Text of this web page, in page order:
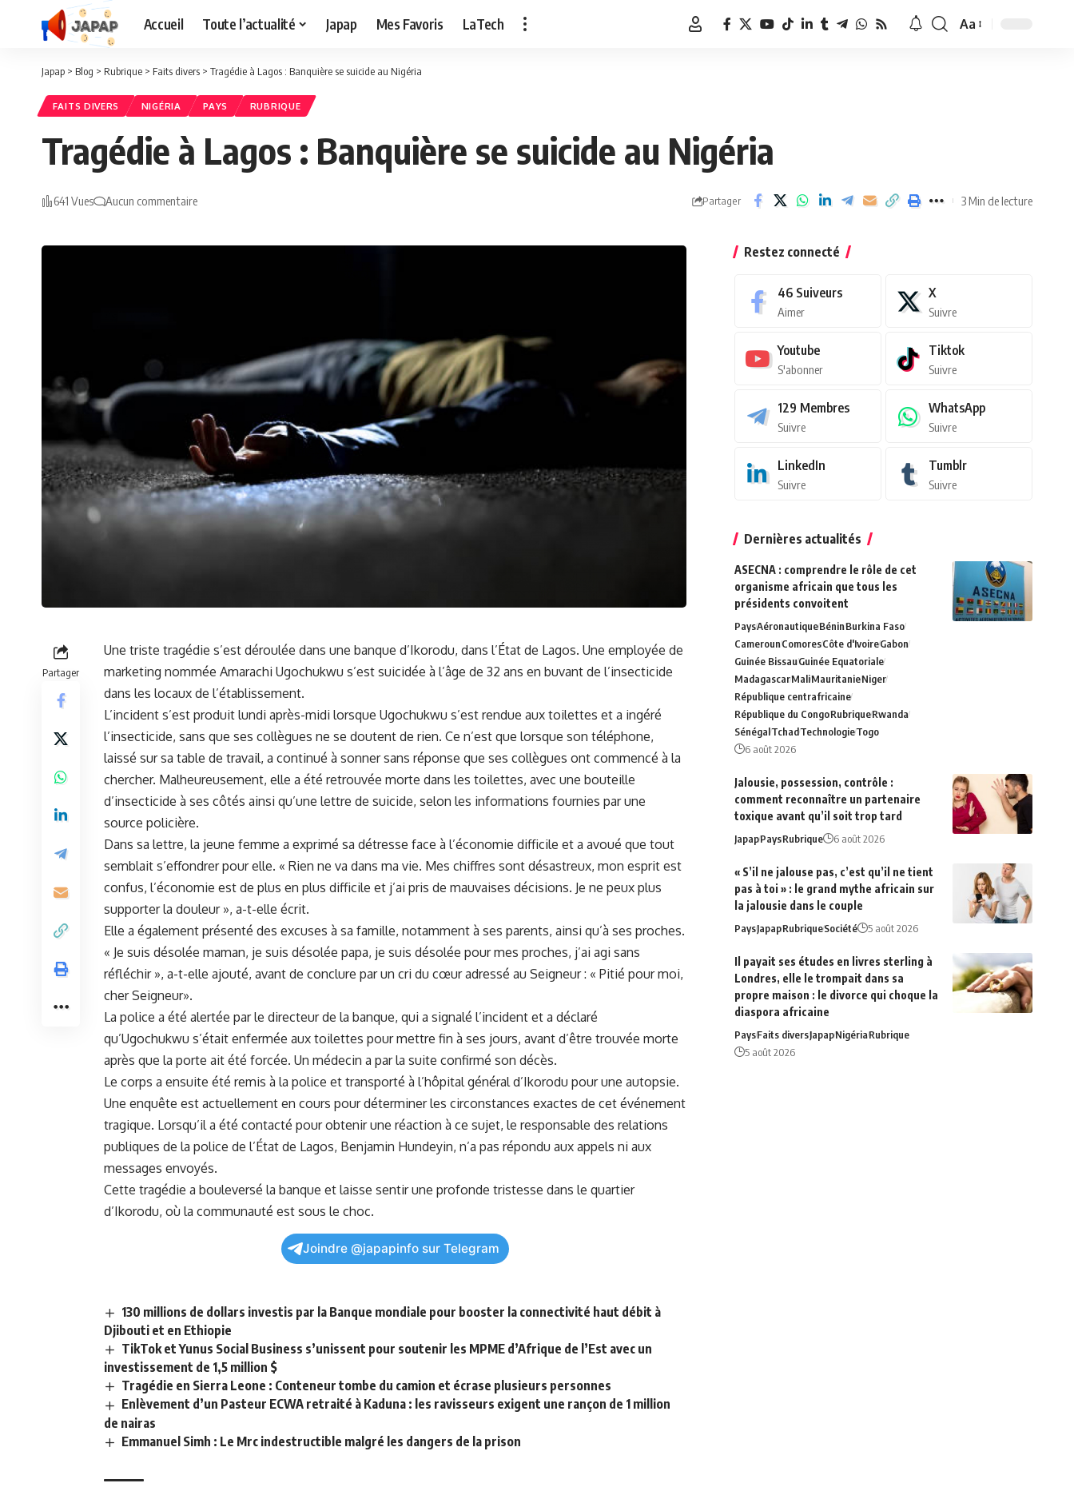
Accueil Toute l’actualité Japap Mes Favoris LaTech
Redimensionner
Aa
Japap > Blog > Rubrique > Faits divers > Tragédie à Lagos : Banquière se suicide au Nigéria
FAITS DIVERS NIGÉRIA PAYS RUBRIQUE
Tragédie à Lagos : Banquière se suicide au Nigéria
641 Vues Aucun commentaire Partager 3 Min de lecture
Partager
Une triste tragédie s’est déroulée dans une banque d’Ikorodu, dans l’État de Lagos. ⁢Une employée ‍de
marketing ‍nommée Amarachi Ugochukwu s’est⁤ suicidée‌ à l’âge de 32 ans en ‍buvant de l’insecticide
‍dans les locaux ⁣de ‍l’établissement.
L’incident⁤ s’est produit lundi après-midi lorsque Ugochukwu s’est ​rendue aux toilettes​ et a ingéré
l’insecticide, sans que ses collègues ne se doutent de rien. Ce​ n’est que lorsque son téléphone,
‌laissé sur sa table⁣ de travail,⁣ a ⁢continué à sonner sans réponse que ses⁣ collègues ont commencé à la
chercher. Malheureusement, ⁣elle a été retrouvée morte dans les toilettes, avec ⁤une bouteille
d’insecticide à ses côtés ainsi qu’une lettre de suicide, selon les ⁤informations fournies par une
source policière.
Dans​ sa ‌lettre, la jeune femme a exprimé sa détresse⁤ face à l’économie difficile et a avoué‌ que​ tout
semblait s’effondrer‍ pour‌ elle. ⁣« Rien ne va dans ma​ vie. Mes chiffres sont désastreux, mon esprit est
confus, l’économie est de plus en plus difficile et ⁣j’ai pris de mauvaises décisions. ‍Je ne peux plus
supporter ⁣la douleur‌», a-t-elle écrit.
Elle a également présenté​ des excuses à sa famille, notamment à‍ ses parents, ainsi​ qu’à ses proches.
« Je suis désolée ⁤maman, je suis désolée papa, je suis désolée pour mes proches, ​j’ai ‍agi sans
réfléchir ​», a-t-elle ​ajouté, ⁤avant de conclure par un⁤ cri du cœur adressé ⁢au‍ Seigneur : « Pitié ‌pour moi,
cher Seigneur».
La ⁤police ⁣a ⁣été alertée par le directeur de la banque, qui a signalé l’incident et a déclaré
qu’Ugochukwu s’était enfermée aux toilettes pour ‍mettre fin à⁣ ses jours, avant d’être trouvée morte​
après que la ‌porte ait été forcée. ⁤Un médecin a par la suite confirmé⁤ son décès.
Le corps a ensuite été remis à‍ la police et transporté à l’hôpital général ‍d’Ikorodu pour‍ une autopsie.
‍Une enquête est actuellement en cours pour⁢ déterminer les circonstances exactes de cet événement
tragique. Lorsqu’il a été contacté ⁣pour obtenir une réaction à ce sujet, le⁣ responsable des relations
publiques de la police de l’État de Lagos,⁤ Benjamin Hundeyin, n’a pas répondu aux appels ni aux
messages envoyés.
Cette tragédie a bouleversé la⁣ banque et laisse ‌sentir une ⁤profonde tristesse⁤ dans⁢ le quartier
‌d’Ikorodu, où la communauté est sous ‌le choc.
Joindre @japapinfo sur Telegram
130 millions de dollars investis par la Banque mondiale pour booster la connectivité haut débit à
Djibouti et en Ethiopie
TikTok et Yunus Social Business s’unissent pour soutenir les MPME d’Afrique de l’Est avec un
investissement de 1,5 million $
Tragédie en Sierra Leone : Conteneur tombe du camion et écrase plusieurs personnes
Enlèvement d’un Pasteur ECWA retraité à Kaduna : les ravisseurs exigent une rançon de 1 million
de nairas
Emmanuel Simh : Le Mrc indestructible malgré les dangers de la prison
Restez connecté
46 Suiveurs
Aimer
X
Suivre
Youtube
S'abonner
Tiktok
Suivre
129 Membres
Suivre
WhatsApp
Suivre
LinkedIn
Suivre
Tumblr
Suivre
Dernières actualités
ASECNA : comprendre le rôle de cet
organisme africain que tous les
présidents convoitent
PaysAéronautiqueBéninBurkina Faso
CamerounComoresCôte d'IvoireGabon
Guinée BissauGuinée Equatoriale
MadagascarMaliMauritanieNiger
République centrafricaine
République du CongoRubriqueRwanda
SénégalTchadTechnologieTogo
6 août 2026
Jalousie, possession, contrôle :
comment reconnaître un partenaire
toxique avant qu’il soit trop tard
JapapPaysRubrique 6 août 2026
« S’il ne jalouse pas, c’est qu’il ne tient
pas à toi » : le grand mythe africain sur
la jalousie dans le couple
PaysJapapRubriqueSociété 5 août 2026
Il payait ses études en livres sterling à
Londres, elle le trompait dans sa
propre maison : le divorce qui choque la
diaspora africaine
PaysFaits diversJapapNigériaRubrique
5 août 2026